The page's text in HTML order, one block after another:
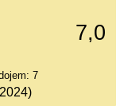
7,0
7